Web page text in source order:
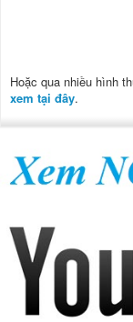
Hoặc qua nhiều hình
xem tại đây.